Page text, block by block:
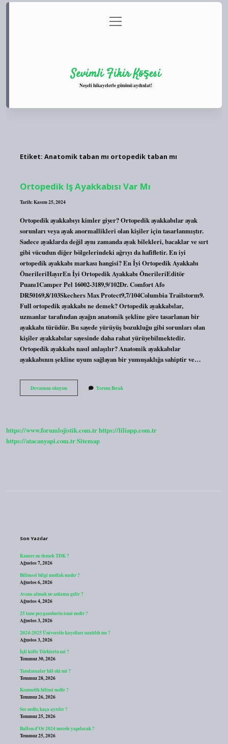
Gizlilik Politikası
menüyü
aç
Sevimli Fikir Köşesi
Neşeli hikayelerle gününü aydınlat!
Etiket: Anatomik taban mı ortopedik taban mı
Ortopedik Iş Ayakkabısı Var Mı
Tarih: Kasım 25, 2024
Ortopedik ayakkabıyı kimler giyer? Ortopedik ayakkabılar ayak
sorunları veya ayak anormallikleri olan kişiler için tasarlanmıştır.
Sadece ayaklarda değil aynı zamanda ayak bilekleri, bacaklar ve sırt
gibi vücudun diğer bölgelerindeki ağrıyı da hafifletir. En iyi
ortopedik ayakkabı markası hangisi? En İyi Ortopedik Ayakkabı
ÖnerileriHayırEn İyi Ortopedik Ayakkabı ÖnerileriEditör
Puanı1Camper Pel 16002-3189,9/102Dr. Comfort Afo
DR50169,8/103Skechers Max Protect9,7/104Columbia Trailstorm9.
Full ortopedik ayakkabı ne demek? Ortopedik ayakkabılar,
uzmanlar tarafından ayağın anatomik şekline göre tasarlanan bir
ayakkabı türüdür. Bu sayede yürüyüş bozukluğu gibi sorunları olan
kişiler ayakkabılar sayesinde daha rahat yürüyebilmektedir.
Ortopedik ayakkabı nasıl anlaşılır? Anatomik ayakkabılar
ayakkabının şekline uyum sağlayan bir yumuşaklığa sahiptir ve…
Devamını okuyunOrtopedik
Iş
Yorum Bırak
https://www.forumlojistik.com.trhttps://liliapp.com.tr
https://atacanyapi.com.trSitemap
Son Yazılar
Kanere ne demek TDK ?
Ağustos 7, 2026
Bilimsel bilgi mutlak mıdır ?
Ağustos 6, 2026
Avans almak ne anlama gelir ?
Ağustos 4, 2026
25 tane peygamberin ismi nedir ?
Ağustos 3, 2026
2024-2025 Üniversite kayıtları uzatıldı mı ?
Ağustos 3, 2026
İçli köfte Türklerin mi ?
Temmuz 30, 2026
Tamlamalar hâl eki mi ?
Temmuz 28, 2026
Kozmetik bilimi nedir ?
Temmuz 26, 2026
Ses nedir, kaça ayrılır ?
Temmuz 25, 2026
Ballon d’Or 2024 nerede yapılacak ?
Temmuz 25, 2026